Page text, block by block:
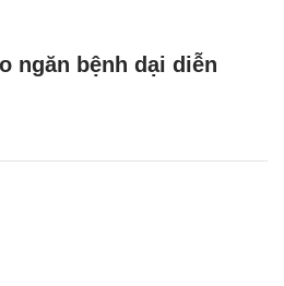
ngăn bệnh dại diễn